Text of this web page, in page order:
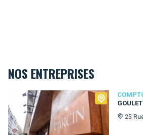
NOS ENTREPRISES
25
Comptoir Garcin